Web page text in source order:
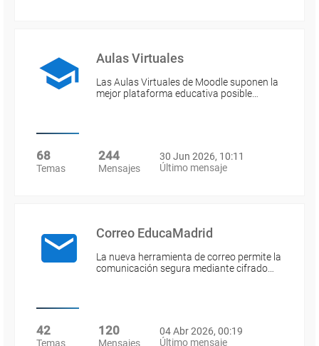
Aulas Virtuales
Las Aulas Virtuales de Moodle suponen la
mejor plataforma educativa posible…
68
Temas
244
Mensajes
30 Jun 2026, 10:11
Último mensaje
Correo EducaMadrid
La nueva herramienta de correo permite la
comunicación segura mediante cifrado…
42
Temas
120
Mensajes
04 Abr 2026, 00:19
Último mensaje